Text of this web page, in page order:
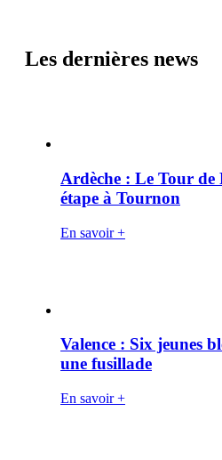
Les dernières news
Ardèche : Le Tour
étape à Tournon
En savoir +
Valence : Six jeunes
une fusillade
En savoir +